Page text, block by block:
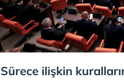
Sürece ilişkin